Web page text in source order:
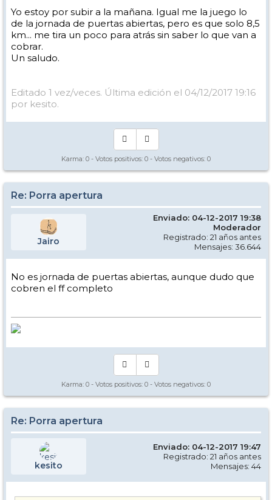
Yo estoy por subir a la mañana. Igual me la juego lo
de la jornada de puertas abiertas, pero es que solo 8,5
km... me tira un poco para atrás sin saber lo que van a
cobrar.
Un saludo.
Editado 1 vez/veces. Última edición el 04/12/2017 19:16
por kesito.
Karma: 0 - Votos positivos: 0 - Votos negativos: 0
Re: Porra apertura
Jairo
Enviado: 04-12-2017 19:38
Moderador
Registrado: 21 años antes
Mensajes: 36.644
No es jornada de puertas abiertas, aunque dudo que
cobren el ff completo
Karma: 0 - Votos positivos: 0 - Votos negativos: 0
Re: Porra apertura
kesito
Enviado: 04-12-2017 19:47
Registrado: 21 años antes
Mensajes: 44